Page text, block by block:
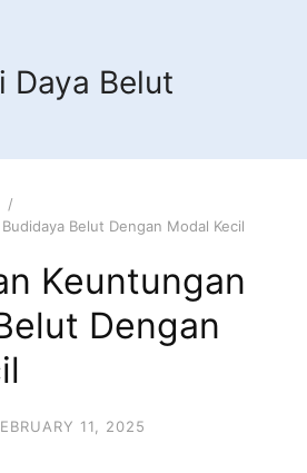
Daya Belut
Belut Dengan Modal Kecil
Keuntungan
Dengan
11, 2025